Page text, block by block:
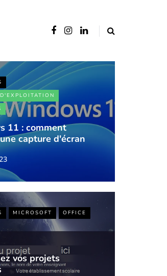
11 : comment
capture d'écran
MICROSOFT OFFICE
vos projets